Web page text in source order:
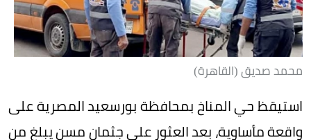
محمد صديق (القاهرة)
استيقظ حي المناخ بمحافظة بورسعيد المصرية على
واقعة مأساوية، بعد العثور على جثمان مسن يبلغ من